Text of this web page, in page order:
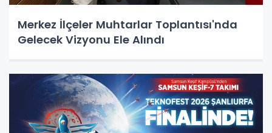
Merkez İlçeler Muhtarlar Toplantısı'nda
Gelecek Vizyonu Ele Alındı